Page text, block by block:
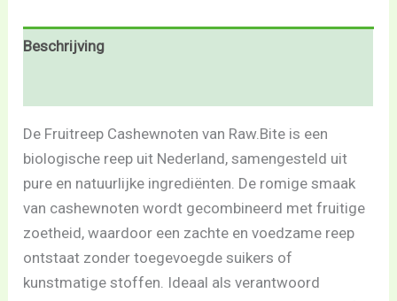
Beschrijving
De Fruitreep Cashewnoten van Raw.Bite is een
biologische reep uit Nederland, samengesteld uit
pure en natuurlijke ingrediënten. De romige smaak
van cashewnoten wordt gecombineerd met fruitige
zoetheid, waardoor een zachte en voedzame reep
ontstaat zonder toegevoegde suikers of
kunstmatige stoffen. Ideaal als verantwoord